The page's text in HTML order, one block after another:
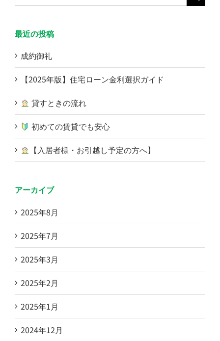
for:
最近の投稿
成約御礼
【2025年版】住宅ローン金利選択ガイド
貸すときの流れ
初めての賃貸でも安心
【入居者様・お引越し予定の方へ】
アーカイブ
2025年8月
2025年7月
2025年3月
2025年2月
2025年1月
2024年12月